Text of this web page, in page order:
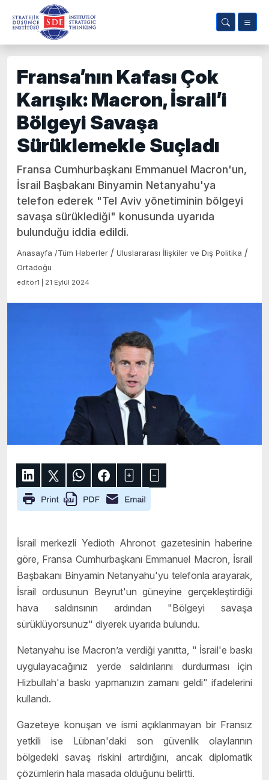
Fransa’nın Kafası Çok
Karışık: Macron, İsrail’i
Bölgeyi Savaşa
Sürüklemekle Suçladı
Fransa Cumhurbaşkanı Emmanuel Macron'un,
İsrail Başbakanı Binyamin Netanyahu'ya
telefon ederek "Tel Aviv yönetiminin bölgeyi
savaşa sürüklediği" konusunda uyarıda
bulunduğu iddia edildi.
Anasayfa /Tüm Haberler / Uluslararası İlişkiler ve Dış Politika /
Ortadoğu
editör1 | 21 Eylül 2024
İsrail merkezli Yedioth Ahronot gazetesinin haberine
göre, Fransa Cumhurbaşkanı Emmanuel Macron, İsrail
Başbakanı Binyamin Netanyahu'yu telefonla arayarak,
İsrail ordusunun Beyrut'un güneyine gerçekleştirdiği
hava saldırısının ardından "Bölgeyi savaşa
sürüklüyorsunuz" diyerek uyarıda bulundu.
Netanyahu ise Macron’a verdiği yanıtta, " İsrail'e baskı
uygulayacağınız yerde saldırılarını durdurması için
Hizbullah'a baskı yapmanızın zamanı geldi" ifadelerini
kullandı.
Gazeteye konuşan ve ismi açıklanmayan bir Fransız
yetkili ise Lübnan'daki son güvenlik olaylarının
bölgedeki savaş riskini artırdığını, ancak diplomatik
çözümlerin hala masada olduğunu belirtti.